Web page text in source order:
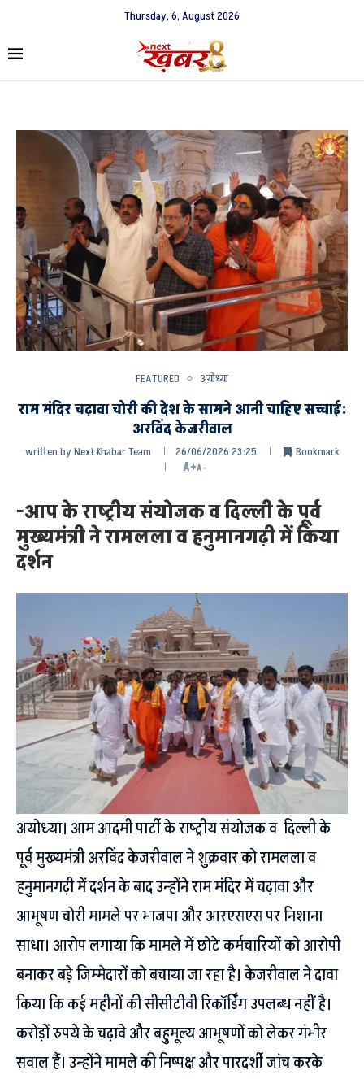
Thursday, 6, August 2026
FEATURED अयोध्या
राम मंदिर चढ़ावा चोरी की देश के सामने आनी चाहिए सच्चाई:
अरविंद केजरीवाल
written byNext Khabar Team 26/06/2026 23:25
Bookmark
A+A-
-आप के राष्ट्रीय संयोजक व दिल्ली के पूर्व
मुख्यमंत्री ने रामलला व हनुमानगढ़ी में किया
दर्शन
अयोध्या। आम आदमी पार्टी के राष्ट्रीय संयोजक व दिल्ली के
पूर्व मुख्यमंत्री अरविंद केजरीवाल ने शुक्रवार को रामलला व
हनुमानगढ़ी में दर्शन के बाद उन्होंने राम मंदिर में चढ़ावा और
आभूषण चोरी मामले पर भाजपा और आरएसएस पर निशाना
साधा। आरोप लगाया कि मामले में छोटे कर्मचारियों को आरोपी
बनाकर बड़े जिम्मेदारों को बचाया जा रहा है। केजरीवाल ने दावा
किया कि कई महीनों की सीसीटीवी रिकॉर्डिंग उपलब्ध नहीं है।
करोड़ों रुपये के चढ़ावे और बहुमूल्य आभूषणों को लेकर गंभीर
सवाल हैं। उन्होंने मामले की निष्पक्ष और पारदर्शी जांच करके